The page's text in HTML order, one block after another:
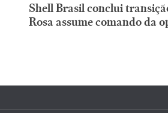
Shell Brasil conclui
Rosa assume comando da